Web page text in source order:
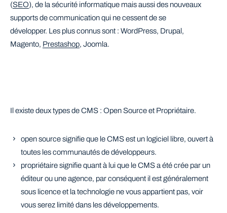
(SEO), de la sécurité informatique mais aussi des nouveaux
supports de communication qui ne cessent de se
développer. Les plus connus sont : WordPress, Drupal,
Magento, Prestashop, Joomla.
Il existe deux types de CMS : Open Source et Propriétaire.
open source signifie que le CMS est un logiciel libre, ouvert à
toutes les communautés de développeurs.
propriétaire signifie quant à lui que le CMS a été crée par un
éditeur ou une agence, par conséquent il est généralement
sous licence et la technologie ne vous appartient pas, voir
vous serez limité dans les développements.